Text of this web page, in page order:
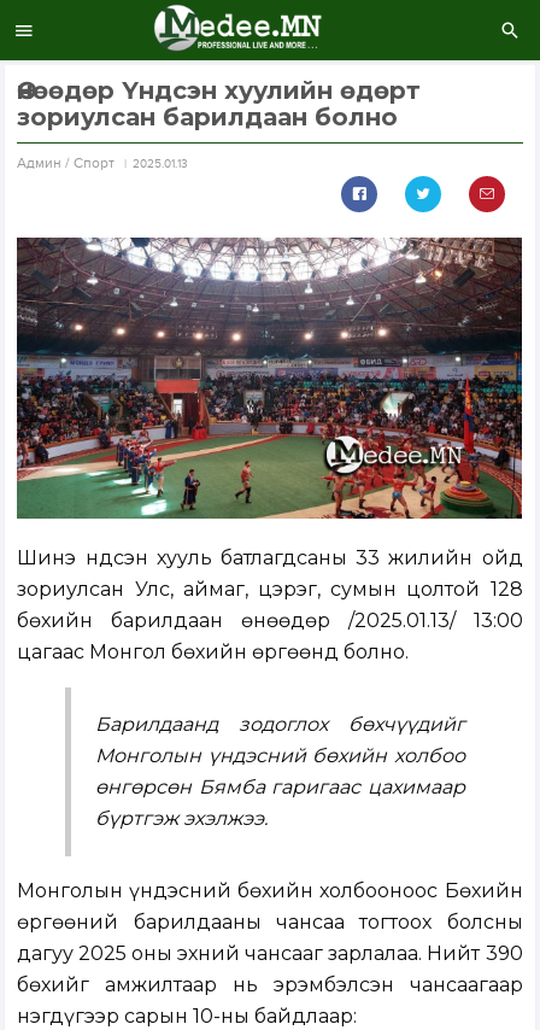
Өнөөдөр Үндсэн хуулийн өдөрт
зориулсан барилдаан болно
Aдмин / Спорт 2025.01.13
Шинэ Үндсэн хууль батлагдсаны 33 жилийн ойд
зориулсан Улс, аймаг, цэрэг, сумын цолтой 128
бөхийн барилдаан өнөөдөр /2025.01.13/ 13:00
цагаас Монгол бөхийн өргөөнд болно.
Барилдаанд зодоглох бөхчүүдийг
Монголын үндэсний бөхийн холбоо
өнгөрсөн Бямба гаригаас цахимаар
бүртгэж эхэлжээ.
Монголын үндэсний бөхийн холбооноос Бөхийн
өргөөний барилдааны чансаа тогтоох болсны
дагуу 2025 оны эхний чансааг зарлалаа. Нийт 390
бөхийг амжилтаар нь эрэмбэлсэн чансаагаар
нэгдүгээр сарын 10-ны байдлаар: